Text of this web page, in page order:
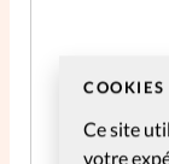
COOKIES
Ce site
votre